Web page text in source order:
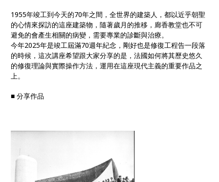
1955年竣工到今天的70年之間，全世界的建築人，都以近乎朝聖
的心情來探訪的這座建築物，隨著歲月的推移，廊香教堂也不可
避免的會產生相關的病變，需要專業的診斷與治療。
今年2025年是竣工屆滿70週年紀念，剛好也是修復工程告一段落
的時候，這次講座希望跟大家分享的是，法國如何將其歷史悠久
的修復理論與實際操作方法，運用在這座現代主義的重要作品之
上。
■ 分享作品